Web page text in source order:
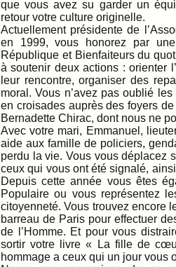
que vous avez su garder un
retour votre culture originelle.
Actuellement présidente de
en 1999, vous honorez par
République et Bienfaiteurs du
à soutenir deux actions : orienter
leur rencontre, organiser des
moral. Vous n’avez pas oublié
en croisades auprès des foyers
Bernadette Chirac, dont nous ne
Avec votre mari, Emmanuel,
aide aux famille de policiers,
perdu la vie. Vous vous déplacez
ceux qui vous ont été signalé,
Depuis cette année vous êtes
Populaire ou vous représentez
citoyenneté. Vous trouvez encore
barreau de Paris pour effectuer
de l’Homme. Et pour vous
sortir votre livre « La fille de
hommage a ceux qui un jour vous